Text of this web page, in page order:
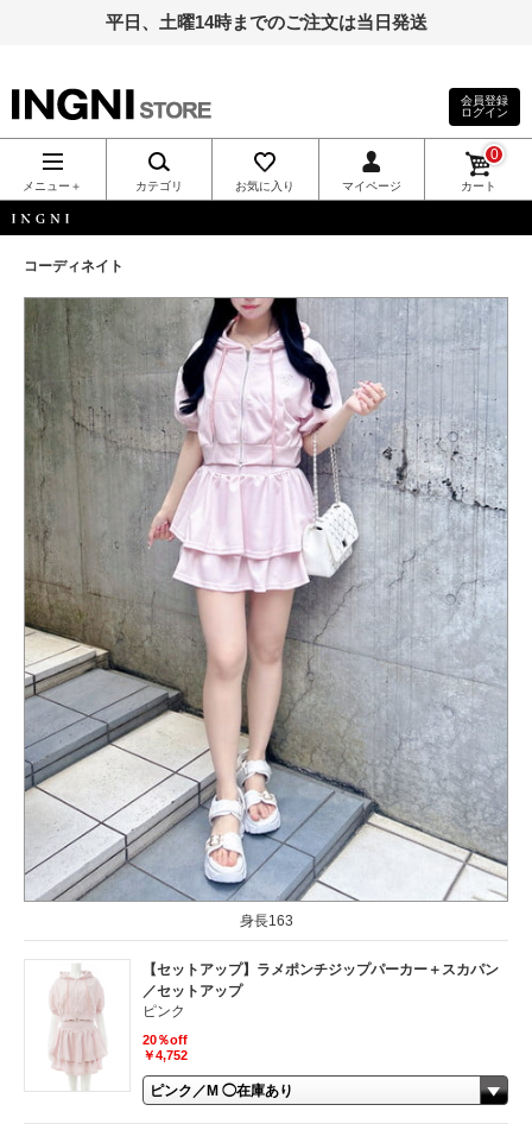
平日、土曜14時までのご注文は当日発送
INGNI（イン
グ）公式通
販｜INGNI
STORE
会員登録
ログイン
メニュー＋ カテゴリ お気に入り マイページ カート
0
コーディネイト
身長163
【セットアップ】ラメポンチジップパーカー＋スカパン
／セットアップ
ピンク
20％off
￥4,752